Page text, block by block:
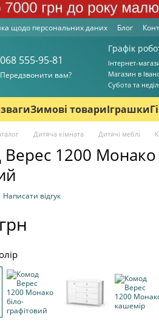
щодо персональних даних Блог
068 555-95-81
Передзвонити вам?
Графік
Інтернет-
Магазин в
Cубота та
Зимові товариІграшки
Дитяча кімната Дитячі меблі
1200 Монако
Написати відгук